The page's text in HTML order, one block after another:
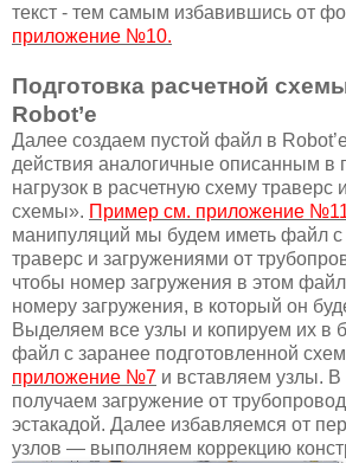
текст - тем самым избавившись от
приложение №10.
Подготовка расчетной
Robot’е
Далее создаем пустой файл в
действия аналогичные описанным в
нагрузок в расчетную схему траверс
схемы». Пример см. приложение
манипуляций мы будем иметь файл
траверс и загружениями от
чтобы номер загружения в этом
номеру загружения, в который он
Выделяем все узлы и копируем их в
файл с заранее подготовленной
приложение №7 и вставляем узлы. В
получаем загружение от
эстакадой. Далее избавляемся от
узлов — выполняем коррекцию